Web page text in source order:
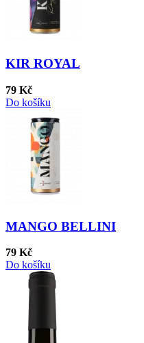
KIR ROYAL
79 Kč
Do košíku
MANGO BELLINI
79 Kč
Do košíku